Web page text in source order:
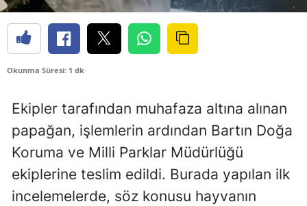
Okunma Süresi: 1 dk
Ekipler tarafından muhafaza altına alınan
papağan, işlemlerin ardından Bartın Doğa
Koruma ve Milli Parklar Müdürlüğü
ekiplerine teslim edildi. Burada yapılan ilk
incelemelerde, söz konusu hayvanın